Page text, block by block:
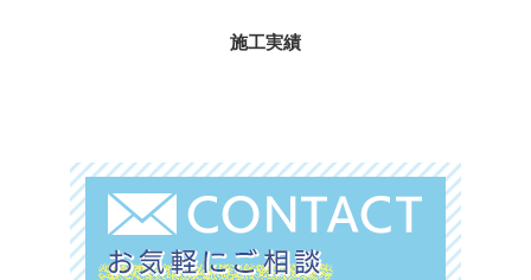
施工実績